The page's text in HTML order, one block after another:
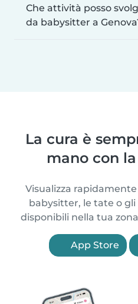
Che attività posso
da babysitter a
La cura è
mano con
Visualizza
babysitter, le tate o
disponibili nella tua
App Store